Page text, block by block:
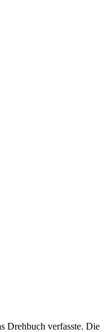
Drehbuch verfasste. Die